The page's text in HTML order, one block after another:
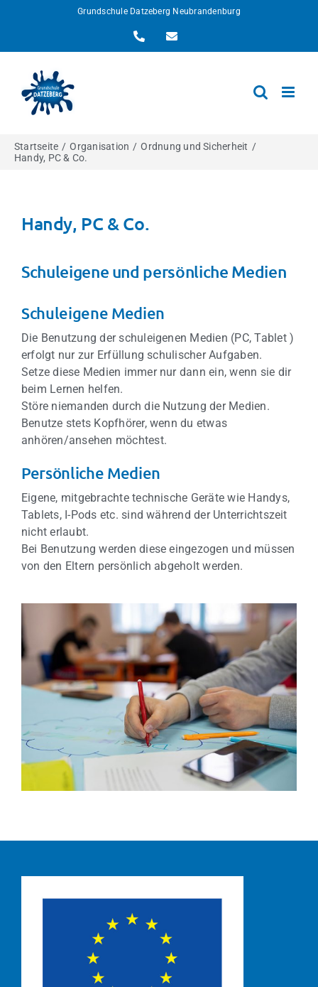
Grundschule Datzeberg Neubrandenburg
TelefonE-
Startseite Organisation
Ordnung und Sicherheit
Handy, PC & Co.
Handy, PC & Co.
Schuleigene und persönliche Medien
Schuleigene Medien
Die Benutzung der schuleigenen Medien (PC, Tablet )
erfolgt nur zur Erfüllung schulischer Aufgaben.
Setze diese Medien immer nur dann ein, wenn sie dir
beim Lernen helfen.
Störe niemanden durch die Nutzung der Medien.
Benutze stets Kopfhörer, wenn du etwas
anhören/ansehen möchtest.
Persönliche Medien
Eigene, mitgebrachte technische Geräte wie Handys,
Tablets, I-Pods etc. sind während der Unterrichtszeit
nicht erlaubt.
Bei Benutzung werden diese eingezogen und müssen
von den Eltern persönlich abgeholt werden.